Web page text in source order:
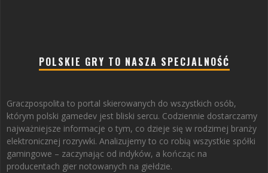
POLSKIE GRY TO NASZA SPECJALNOŚĆ
Graczpospolita to portal skierowanych do wszystkich osób,
którym polski gamedev jest bliski sercu. Codziennie dostarczamy
najważniejsze informacje o tym, co dzieje się w rodzimej branży
elektronicznej rozrywki. Analizujemy to co robią wszystkie spółki
gamingowe – zaczynając od indyków, a kończąc na
producentach gier notowanych na giełdzie.